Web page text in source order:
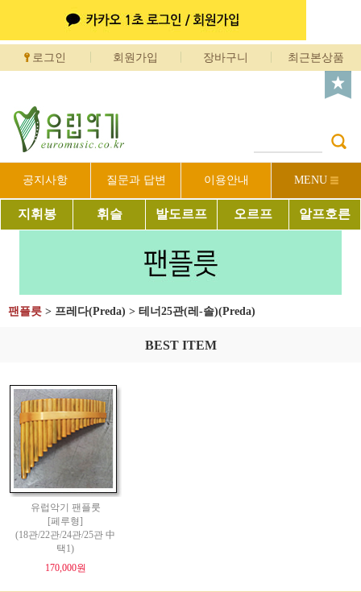
로그인 회원가입 장바구니 최근본상품
공지사항 질문과 답변 이용안내 MENU
지휘봉 휘슬 발도르프 오르프 알프호른
팬플릇 > 프레다(Preda) > 테너25관(레-솔)(Preda)
BEST ITEM
유럽악기 팬플룻
[페루형]
(18관/22관/24관/25관 中
택1)
170,000원